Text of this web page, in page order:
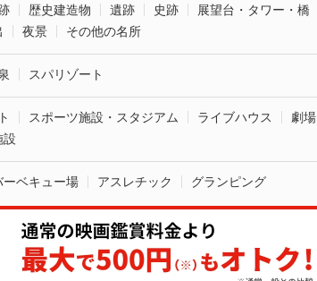
歴史建造物 遺跡 史跡
展望台・タワー・橋
夜景 その他の名所
スパリゾート
スポーツ施設・スタジアム ライブハウス
劇場
設
ーベキュー場 アスレチック グランピング